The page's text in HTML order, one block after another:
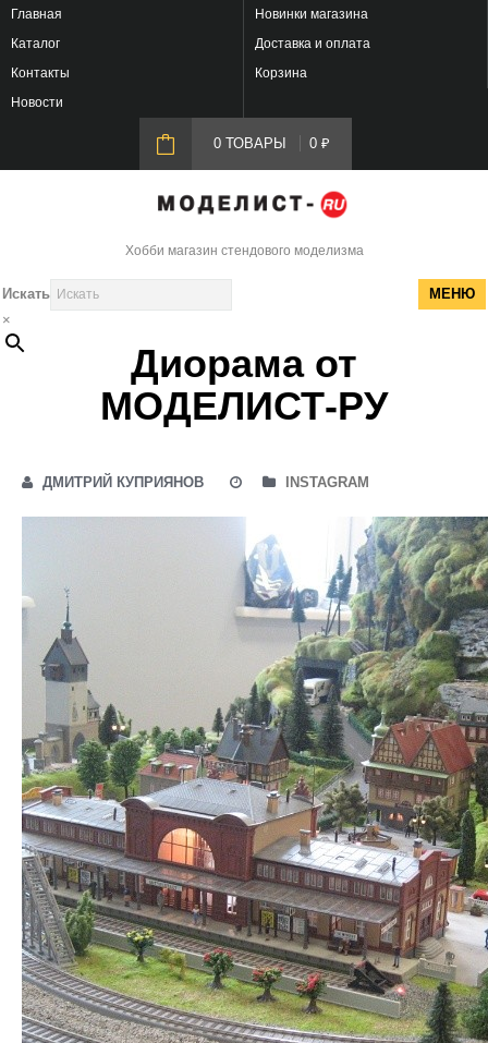
Главная
Новинки магазина
Каталог
Доставка и оплата
Контакты
Корзина
Новости
0 ТОВАРЫ 0 ₽
Хобби магазин стендового моделизма
МЕНЮ
Искать
×
Диорама от
МОДЕЛИСТ-РУ
ДМИТРИЙ КУПРИЯНОВ INSTAGRAM